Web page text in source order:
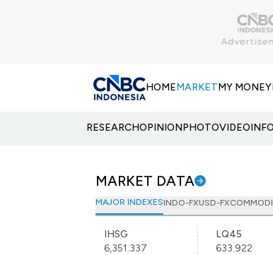
HOMEMARKETMY MONEY
RESEARCHOPINIONPHOTOVIDEO
MARKET DATA
MAJOR INDEXESINDO-FXUSD-FX
IHSG
6,351.337
LQ45
633.922